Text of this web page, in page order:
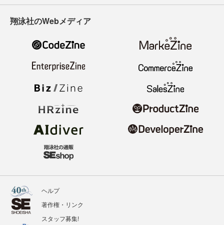
翔泳社のWebメディア
ヘルプ
著作権・リンク
スタッフ募集!